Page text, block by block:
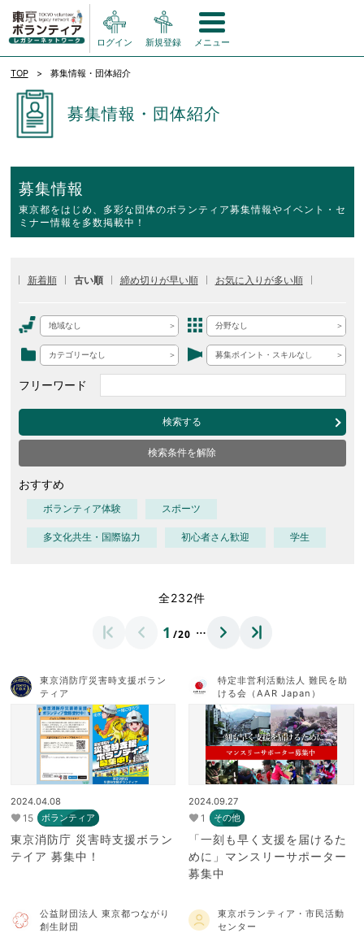
ログイン 新規登録 メニュー
TOP 募集情報・団体紹介
募集情報・団体紹介
募集情報
東京都をはじめ、多彩な団体のボランティア募集情報やイベント・セ
ミナー情報を多数掲載中！
新着順 古い順 締め切りが早い順 お気に入りが多い順
地域なし 分野なし
カテゴリーなし 募集ポイント・スキルなし
フリーワード
検索する
検索条件を解除
おすすめ
ボランティア体験 スポーツ
多文化共生・国際協力 初心者さん歓迎 学生
全232件
1 /20 …
東京消防庁災害時支援ボラン
ティア
2024.04.08
15 ボランティア
東京消防庁 災害時支援ボラン
テイア 募集中！
特定非営利活動法人 難民を助
ける会（AAR Japan）
2024.09.27
1 その他
「一刻も早く支援を届けるた
めに」マンスリーサポーター
募集中
公益財団法人 東京都つながり
創生財団
東京ボランティア・市民活動
センター